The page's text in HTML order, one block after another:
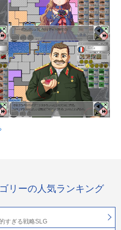
リーの人気ランキング
すぎる戦略SLG